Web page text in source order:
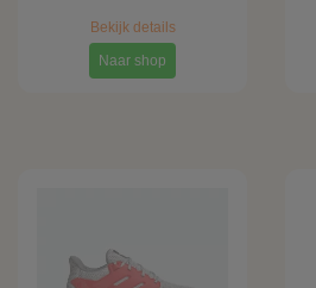
Bekijk details
Naar shop